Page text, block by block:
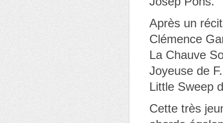
Après un
Clémence
La Chauve
Joyeuse de
Little Sweep
Cette très